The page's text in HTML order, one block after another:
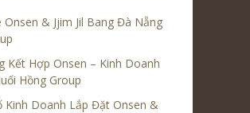
Onsen & Jjim Jil Bang Đà Nẵng
Kết Hợp Onsen – Kinh Doanh
Hồng Group
Kinh Doanh Lắp Đặt Onsen &